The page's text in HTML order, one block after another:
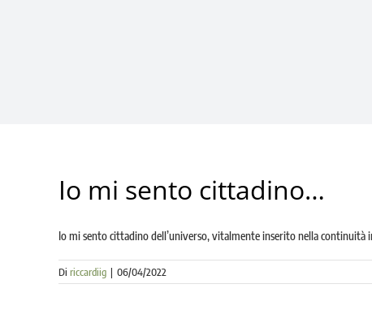
Io mi sento cittadino…
Io mi sento cittadino dell’universo, vitalmente inserito nella continuità
Di riccardiig | 06/04/2022